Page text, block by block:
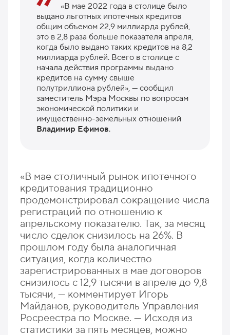
«В мае 2022 года в столице было
выдано льготных ипотечных кредитов
общим объемом 22,9 миллиарда рублей,
это в 2,8 раза больше показателя апреля,
когда было выдано таких кредитов на 8,2
миллиарда рублей. Всего в столице с
начала действия программы выдано
кредитов на сумму свыше
полутриллиона рублей», — сообщил
заместитель Мэра Москвы по вопросам
экономической политики и
имущественно-земельных отношений
Владимир Ефимов.
«В мае столичный рынок ипотечного
кредитования традиционно
продемонстрировал сокращение числа
регистраций по отношению к
апрельскому показателю. Так, за месяц
число сделок снизилось на 26%. В
прошлом году была аналогичная
ситуация, когда количество
зарегистрированных в мае договоров
снизилось с 12,9 тысячи в апреле до 9,8
тысячи, — комментирует Игорь
Майданов, руководитель Управления
Росреестра по Москве. — Исходя из
статистики за пять месяцев, можно